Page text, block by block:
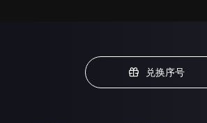
兑换序号